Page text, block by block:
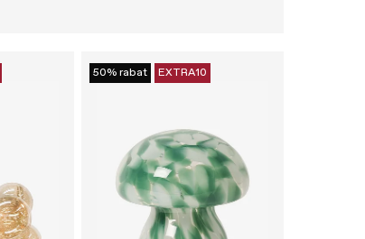
50% rabat EXTRA10